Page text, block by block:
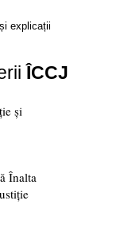
explicații
ÎCCJ
și
Înalta